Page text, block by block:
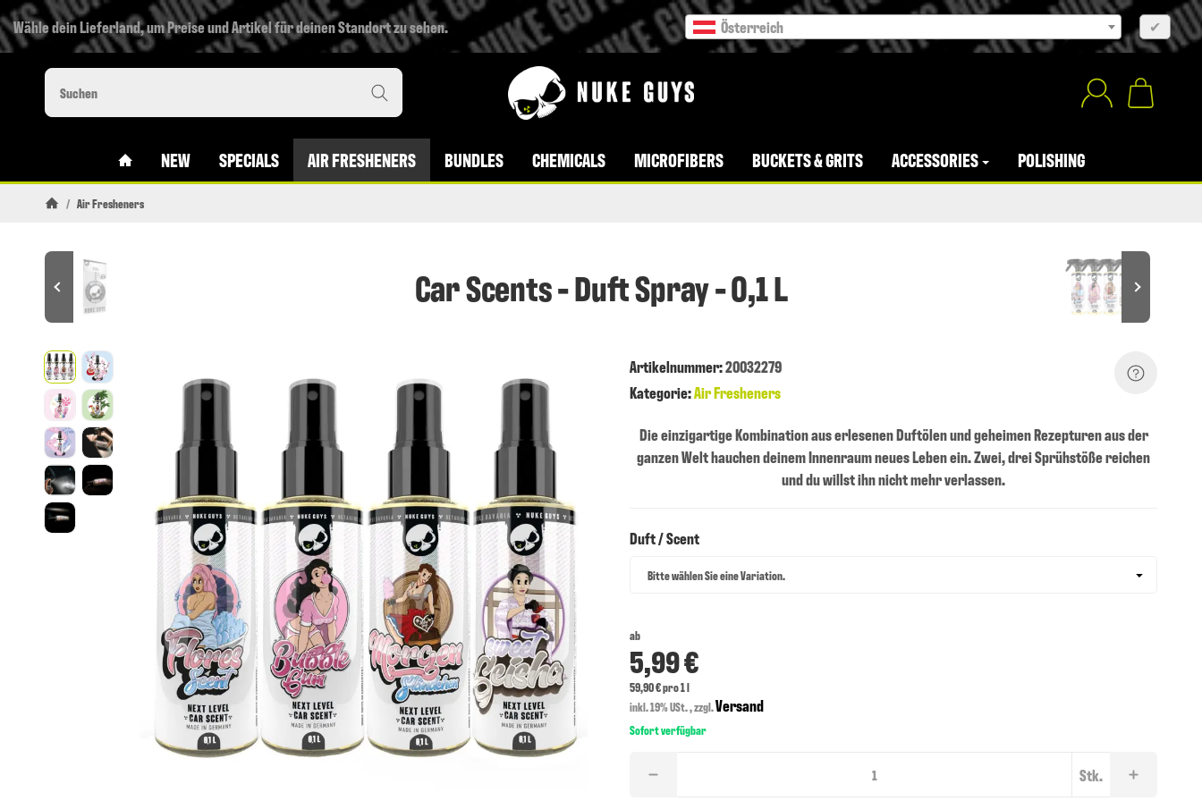
Wähle dein Lieferland, um Preise und Artikel für deinen Standort zu sehen. Österreich ✔
VERSANDKOSTENFREI AB 49 € BESTELLWERT
#CUSTOM.LINKHOME#
NEW SPECIALS AIR FRESHENERS BUNDLES CHEMICALS MICROFIBERS BUCKETS & GRITS ACCESSORIES POLISHING
/ Air Fresheners
Car Scents - Duft Spray - 0,1 L
Artikelnummer:20032279
Kategorie:Air Fresheners
Die einzigartige Kombination aus erlesenen Duftölen und geheimen Rezepturen aus der
ganzen Welt hauchen deinem Innenraum neues Leben ein. Zwei, drei Sprühstöße reichen
und du willst ihn nicht mehr verlassen.
Duft / Scent
Bitte wählen Sie eine Variation.
ab
5,99 €
59,90 € pro 1 l
inkl. 19% USt. , zzgl.Versand
Sofort verfügbar
Stk.